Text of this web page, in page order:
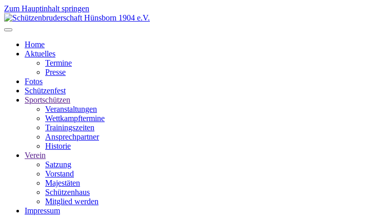
Zum Hauptinhalt springen
Home
Aktuelles
Termine
Presse
Fotos
Schützenfest
Sportschützen
Veranstaltungen
Wettkampftermine
Trainingszeiten
Ansprechpartner
Historie
Verein
Satzung
Vorstand
Majestäten
Schützenhaus
Mitglied werden
Impressum